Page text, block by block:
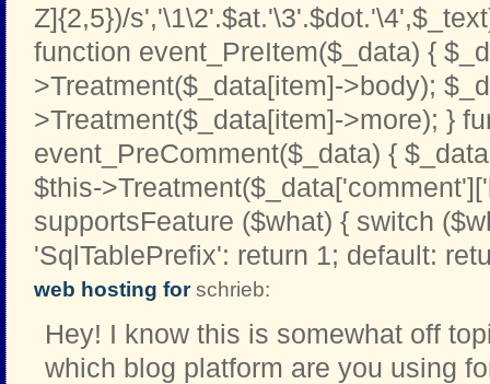
Z]{2,5})/
function event_PreItem($_data) {
>Treatment($_data[item]->body);
>Treatment($_data[item]->more); }
event_PreComment($_data) {
$this-
supportsFeature ($what) { switch
'SqlTablePrefix': return 1; default:
web hosting forschrieb:
Hey! I know this is somewhat off
which blog platform are you using